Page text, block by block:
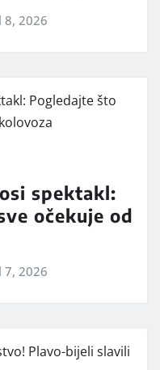
8, 2026
spektakl:
očekuje od
7, 2026